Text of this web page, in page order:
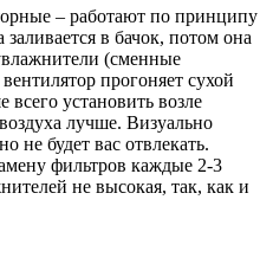
– работают по принципу
в бачок, потом она
(сменные
прогоняет сухой
установить возле
лучше. Визуально
не будет вас отвлекать.
фильтров каждые 2-3
не высокая, так, как и